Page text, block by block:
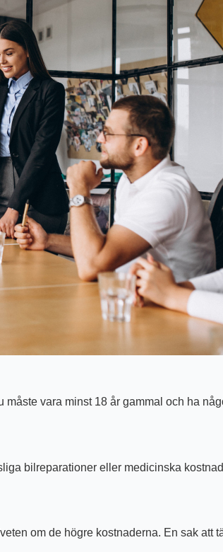
vara minst 18 år gammal och ha
bilreparationer eller medicinska
om de högre kostnaderna. En sak att